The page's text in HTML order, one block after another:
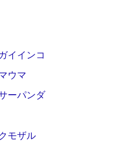
イインコ
ウマ
ーパンダ
モザル